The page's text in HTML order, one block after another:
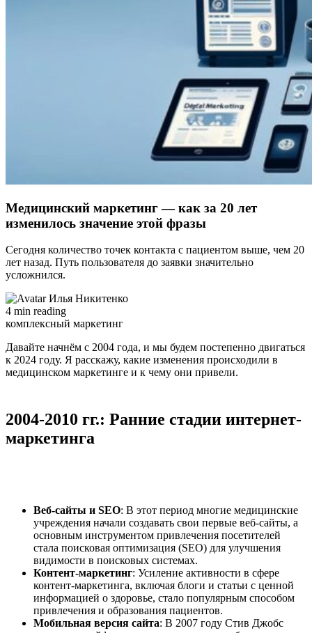
Медицинский маркетинг — как за 20 лет
изменилось значение этой фразы
Сегодня количество точек контакта с пациентом выше, чем 20
лет назад. Путь пользователя до заявки значительно
усложнился.
Илья Никитенко
4 min reading
комплексный маркетинг
Давайте начнём с 2004 года, и мы будем постепенно двигаться
к 2024 году. Я расскажу, какие изменения происходили в
медицинском маркетинге и к чему они привели.
2004-2010 гг.: Ранние стадии интернет-
маркетинга
Веб-сайты и SEO: В этот период многие медицинские
учреждения начали создавать свои первые веб-сайты, а
основным инструментом привлечения посетителей
стала поисковая оптимизация (SEO) для улучшения
видимости в поисковых системах.
Контент-маркетинг: Усиление активности в сфере
контент-маркетинга, включая блоги и статьи с ценной
информацией о здоровье, стало популярным способом
привлечения и образования пациентов.
Мобильная версия сайта: В 2007 году Стив Джобс